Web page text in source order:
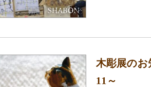
木彫展の
11～